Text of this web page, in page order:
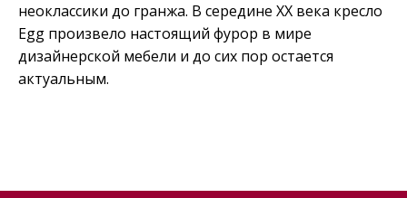
неоклассики до гранжа. В середине ХХ века кресло
Egg произвело настоящий фурор в мире
дизайнерской мебели и до сих пор остается
актуальным.